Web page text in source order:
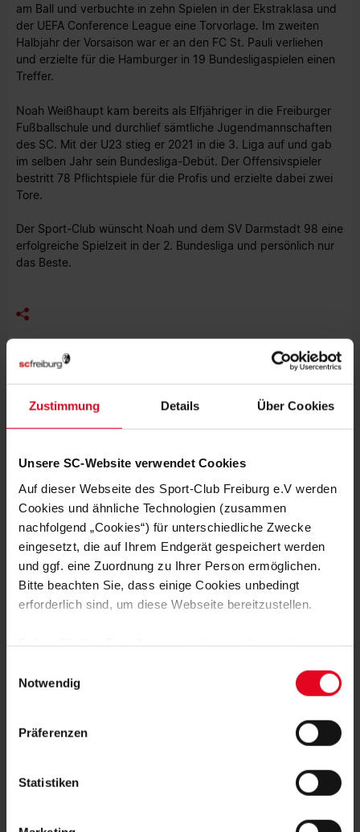
Zustimmung Details Über Cookies
Unsere SC-Website verwendet Cookies
Auf dieser Webseite des Sport-Club Freiburg e.V werden
Cookies und ähnliche Technologien (zusammen
nachfolgend „Cookies“) für unterschiedliche Zwecke
eingesetzt, die auf Ihrem Endgerät gespeichert werden
und ggf. eine Zuordnung zu Ihrer Person ermöglichen.
Bitte beachten Sie, dass einige Cookies unbedingt
erforderlich sind, um diese Webseite bereitzustellen.
Daten von Ihnen (z.B. persönlichen Identifikatoren oder
IP-Adressen) verarbeitet werden. Durch Klicken auf den
Speicherung aller aufgeführten Cookies und der
Daten für die unten jeweils angegebene Zwecke gem. §
25 Abs. 1 TDDDG, Art. 6 Abs. 1 lit. a DSGVO zu. Sie
Notwendig
Präferenzen
Statistiken
am Ball und verbuchte in zehn Spielen in der Ekstraklasa und
der UEFA Conference League eine Torvorlage. Im zweiten
Halbjahr der Vorsaison war er an den FC St. Pauli verliehen
und erzielte für die Hamburger in 19 Bundesligaspielen einen
Treffer.
Noah Weißhaupt kam bereits als Elfjähriger in die Freiburger
Fußballschule und durchlief sämtliche Jugendmannschaften
des SC. Mit der U23 stieg er 2021 in die 3. Liga auf und gab
im selben Jahr sein Bundesliga-Debüt. Der Offensivspieler
bestritt 78 Pflichtspiele für die Profis und erzielte dabei zwei
Tore.
Der Sport-Club wünscht Noah und dem SV Darmstadt 98 eine
erfolgreiche Spielzeit in der 2. Bundesliga und persönlich nur
das Beste.
07.08.2026
STRASSBURG
BEWEGUNG, MEDIENBILDUNG UND
EFOOTBALL
MÄNNER 06.08.2026
"WIR DENKEN JEDES JAHR NEU"
GEGEN HELSINKI ODER MOTHERWELL